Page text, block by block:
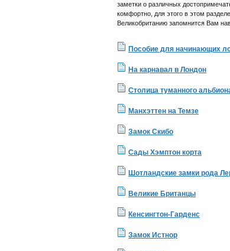
заметки о различных
комфортно, для этого в этом
Великобританию запомнится Вам
Пособие для начинающих
На карнавал в Лондон
Столица туманного
Манхэттен на Темзе
Замок Скибо
Сады Хэмптон корта
Шотландские замки рода
Великие Британцы
Кенсингтон-Гарденс
Замок Истнор